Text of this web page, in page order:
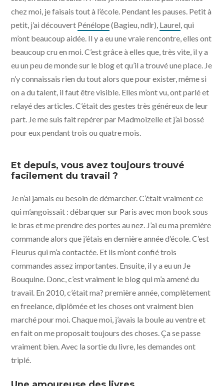
chez moi, je faisais tout à l’école. Pendant les pauses. Petit à
petit, j’ai découvert Pénélope(Bagieu, ndlr), Laurel, qui
m’ont beaucoup aidée. Il y a eu une vraie rencontre, elles ont
beaucoup cru en moi. C’est grâce à elles que, très vite, il y a
eu un peu de monde sur le blog et qu’il a trouvé une place. Je
n’y connaissais rien du tout alors que pour exister, même si
on a du talent, il faut être visible. Elles m’ont vu, ont parlé et
relayé des articles. C’était des gestes très généreux de leur
part. Je me suis fait repérer par Madmoizelle et j’ai bossé
pour eux pendant trois ou quatre mois.
Et depuis, vous avez toujours trouvé
facilement du travail ?
Je n’ai jamais eu besoin de démarcher. C’était vraiment ce
qui m’angoissait : débarquer sur Paris avec mon book sous
le bras et me prendre des portes au nez. J’ai eu ma première
commande alors que j’étais en dernière année d’école. C’est
Fleurus qui m’a contactée. Et ils m’ont confié trois
commandes assez importantes. Ensuite, il y a eu un Je
Bouquine. Donc, c’est vraiment le blog qui m’a amené du
travail. En 2010, c’était ma? première année, complètement
en freelance, diplômée et les choses ont vraiment bien
marché pour moi. Chaque moi, j’avais la boule au ventre et
en fait on me proposait toujours des choses. Ça se passe
vraiment bien. Avec la sortie du livre, les demandes ont
triplé.